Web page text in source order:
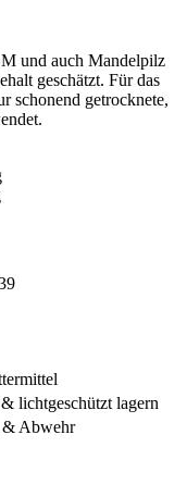
und auch Mandelpilz
geschätzt. Für das
schonend getrocknete,
lichtgeschützt lagern
& Abwehr